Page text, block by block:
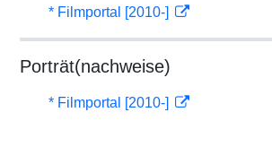
* Filmportal [2010-]
Porträt(nachweise)
* Filmportal [2010-]